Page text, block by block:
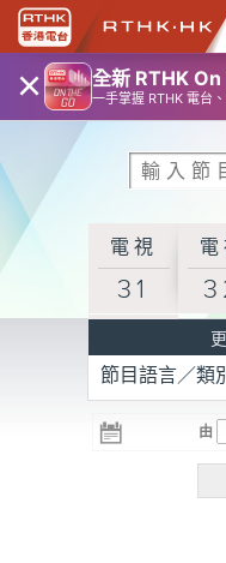
× 全新 RTHK
一手掌握 RTHK 電台
電視
31
電
R3
電台 電
節目語言／類
由